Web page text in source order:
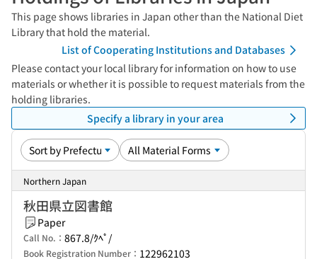
This page shows libraries in Japan other than the National Diet
Library that hold the material.
List of Cooperating Institutions and Databases
Please contact your local library for information on how to use
materials or whether it is possible to request materials from the
holding libraries.
Specify a library in your area
Northern Japan
秋田県立図書館
Paper
Call No.： 867.8/ｸﾍﾟ/
Book Registration Number： 122962103